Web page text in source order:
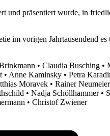
und präsentiert wurde, in
im vorigen Jahrtausendend
• Claudia Busching
Anne Kaminsky • Petra
Moravek • Rainer
• Nadja Schöllhammer •
• Christof Zwiener